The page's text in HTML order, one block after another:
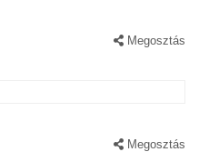
Megosztás
Megosztás